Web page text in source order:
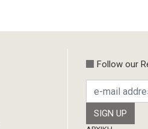
Follow our